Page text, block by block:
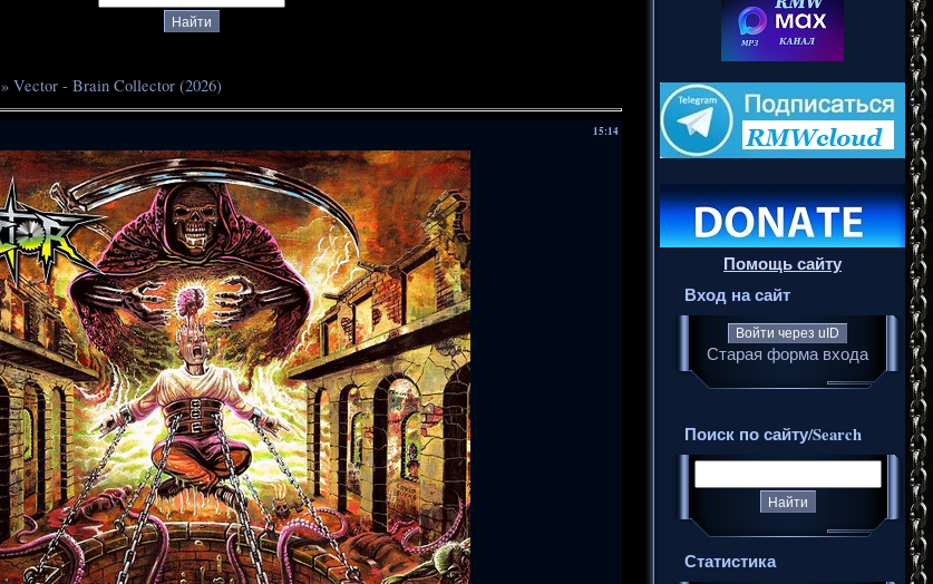
» Vector - Brain Collector (2026)
15:14
Помощь сайту
Вход на сайт
Войти через uID
Старая форма входа
Поиск по сайту/Search
Статистика